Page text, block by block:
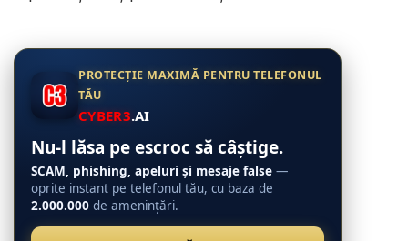
PROTECȚIE MAXIMĂ PENTRU TELEFONUL
TĂU
CYBER3.AI
Nu-l lăsa pe escroc să câștige.
SCAM, phishing, apeluri și mesaje false —
oprite instant pe telefonul tău, cu baza de
2.000.000 de amenințări.